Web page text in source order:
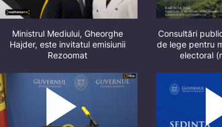
Ministrul Mediului, Gheorghe
Hajder, este invitatul emisiunii
Rezoomat
Consultări
de lege pentru
electoral